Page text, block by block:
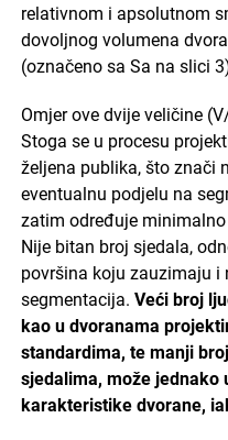
relativnom i apsolutnom
dovoljnog volumena
(označeno sa Sa na slici
Omjer ove dvije veličine
Stoga se u procesu
željena publika, što znači
eventualnu podjelu na
zatim određuje
Nije bitan broj sjedala,
površina koju zauzimaju i
segmentacija. Veći broj
kao u dvoranama
standardima, te manji
sjedalima, može jednako
karakteristike dvorane,